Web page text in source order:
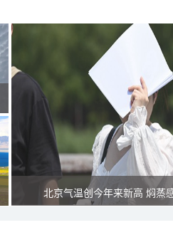
北京气温创今年来新高 焖蒸